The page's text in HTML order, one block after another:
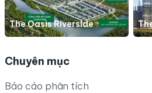
The Oasis Riverside
Chuyên mục
Báo cáo phân tích